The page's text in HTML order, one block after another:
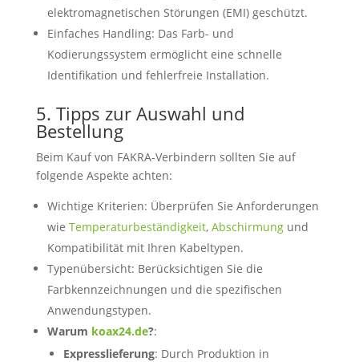
elektromagnetischen Störungen (EMI) geschützt.
Einfaches Handling: Das Farb- und
Kodierungssystem ermöglicht eine schnelle
Identifikation und fehlerfreie Installation.
5. Tipps zur Auswahl und
Bestellung
Beim Kauf von FAKRA-Verbindern sollten Sie auf
folgende Aspekte achten:
Wichtige Kriterien: Überprüfen Sie Anforderungen
wie Temperaturbeständigkeit, Abschirmungund
Kompatibilität mit Ihren Kabeltypen.
Typenübersicht: Berücksichtigen Sie die
Farbkennzeichnungen und die spezifischen
Anwendungstypen.
Warum koax24.de?:
Expresslieferung: Durch Produktion in